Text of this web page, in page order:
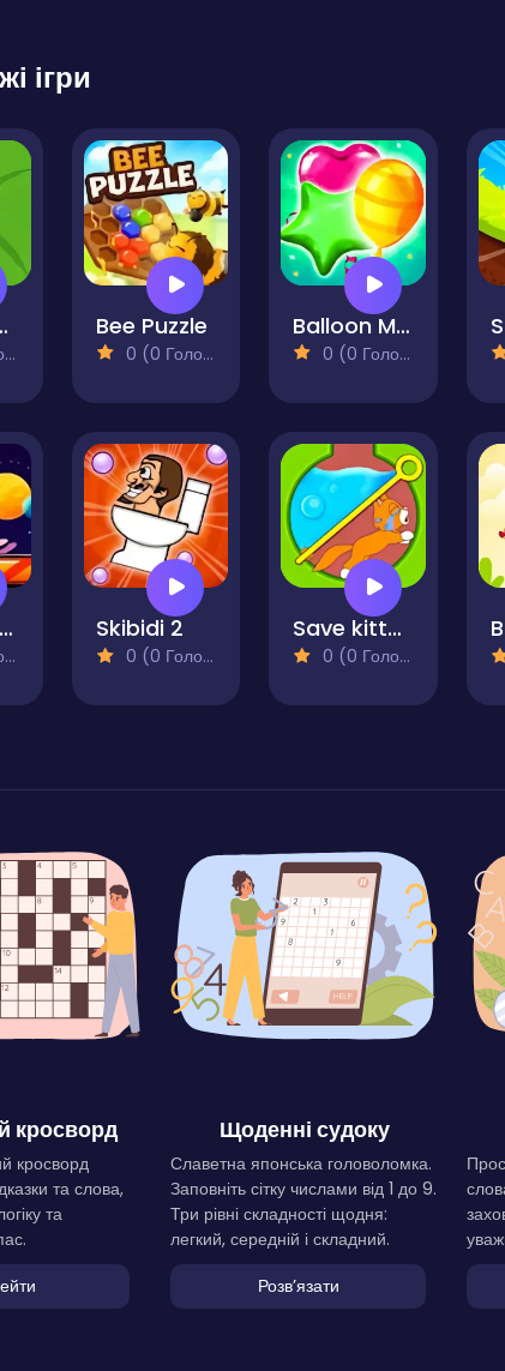
ігри
Fly Bee Puzzle
0 (0 Голосів)
Balloon Match Color Match
0 (0 Голосів)
Black Ball Star Chaser Skibidi 2
0 (0 Голосів)
Save kitten
0 (0 Голосів)
кросворд
кросворд
та слова,
та
Щоденні судоку
Славетна японська головоломка.
Заповніть сітку числами від 1 до 9.
Три рівні складності щодня:
легкий, середній і складний.
Розвʼязати